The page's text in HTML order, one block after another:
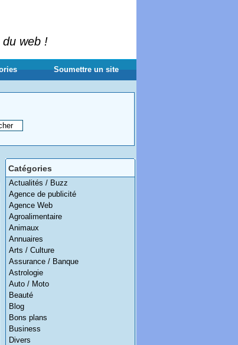
web !
Soumettre un site
Catégories
Actualités / Buzz
Agence de publicité
Agence Web
Agroalimentaire
Animaux
Annuaires
Arts / Culture
Assurance / Banque
Astrologie
Auto / Moto
Beauté
Blog
Bons plans
Business
Divers